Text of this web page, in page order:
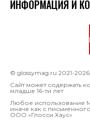
ИНФОРМАЦИЯ И
© glossymag.ru 2021-2026
Сайт может содержать
младше 16-ти лет
Любое использование
иначе как с
OOO «Глосси Хаус»